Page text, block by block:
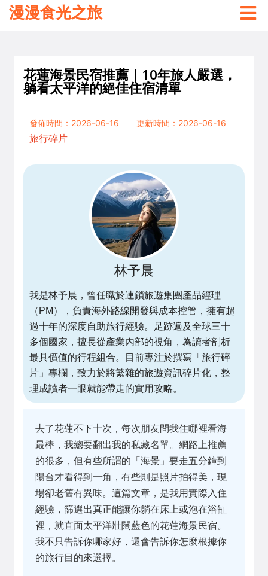
漫漫食光之旅
花蓮海景民宿推薦｜10年旅人嚴選，
躺看太平洋的絕佳住宿清單
發佈時間：2026-06-16
更新時間：2026-06-16
旅行碎片
林予晨
我是林予晨，曾任職於連鎖旅遊集團產品經理
（PM），負責海外路線開發與成本控管，擁有超
過十年的深度自助旅行經驗。足跡遍及全球三十
多個國家，擅長從產業內部的視角，為讀者剖析
最具價值的行程組合。目前專注於撰寫「旅行碎
片」專欄，致力於將繁雜的旅遊資訊碎片化，整
理成讀者一眼就能帶走的實用攻略。
去了花蓮不下十次，每次朋友問我住哪裡看海
最棒，我總要翻出我的私藏名單。網路上推薦
的很多，但有些所謂的「海景」要走五分鐘到
陽台才看得到一角，有些則是照片拍得美，現
場卻老舊有異味。這篇文章，是我用實際入住
經驗，篩選出真正能讓你躺在床上或泡在浴缸
裡，就直面太平洋壯闊藍色的花蓮海景民宿。
我不只告訴你哪家好，還會告訴你怎麼根據你
的旅行目的來選擇。